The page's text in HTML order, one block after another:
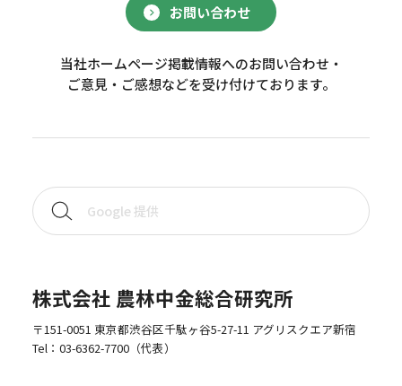
お問い合わせ
当社ホームページ掲載情報へのお問い合わせ・
ご意見・ご感想などを受け付けております。
株式会社 農林中金総合研究所
〒151-0051 東京都渋谷区千駄ヶ谷5-27-11 アグリスクエア新宿
Tel： 03-6362-7700（代表）